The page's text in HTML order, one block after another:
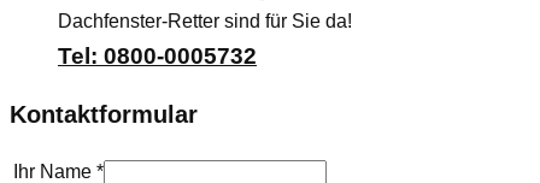
Dachfenster-Retter sind für Sie da!
Tel: 0800-0005732
Kontaktformular
Ihr Name *